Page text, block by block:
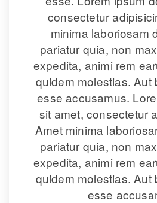
consectetur
minima laboriosam
pariatur quia, non
expedita, animi rem
quidem molestias. Aut
esse accusamus.
it amet, consectetur
Amet minima
pariatur quia, non
expedita, animi rem
quidem molestias. Aut
esse